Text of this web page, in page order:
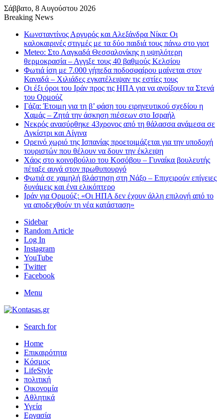
Σάββατο, 8 Αυγούστου 2026
Breaking News
Κωνσταντίνος Αργυρός και Αλεξάνδρα Νίκα: Οι
καλοκαιρινές στιγμές με τα δύο παιδιά τους πάνω στο γιοτ
Meteo: Στο Λαγκαδά Θεσσαλονίκης η υψηλότερη
θερμοκρασία – Αγγιξε τους 40 βαθμούς Κελσίου
Φωτιά ίση με 7.000 γήπεδα ποδοσφαίρου μαίνεται στον
Καναδά – Χιλιάδες εγκατέλειψαν τις εστίες τους
Οι έξι όροι του Ιράν προς τις ΗΠΑ για να ανοίξουν τα Στενά
του Ορμούζ
Γάζα: Έτοιμη για τη β’ φάση του ειρηνευτικού σχεδίου η
Χαμάς – Ζητά την άσκηση πιέσεων στο Ισραήλ
Νεκρός ανασύρθηκε 43χρονος από τη θάλασσα ανάμεσα σε
Αγκίστρι και Αίγινα
Ορεινό χωριό της Ισπανίας προετοιμάζεται για την υποδοχή
τουριστών που θέλουν να δουν την έκλειψη
Χάος στο κοινοβούλιο του Κοσόβου – Γυναίκα βουλευτής
πέταξε αυγά στον πρωθυπουργό
Φωτιά σε χαμηλή βλάστηση στη Νάξο – Επιχειρούν επίγειες
δυνάμεις και ένα ελικόπτερο
Ιράν για Ορμούζ: «Οι ΗΠΑ δεν έχουν άλλη επιλογή από το
να αποδεχθούν τη νέα κατάσταση»
Sidebar
Random Article
Log In
Instagram
YouTube
Twitter
Facebook
Menu
Search for
Home
Επικαιρότητα
Κόσμος
LifeStyle
πολιτική
Οικονομία
Αθλητικά
Υγεία
Εργασία